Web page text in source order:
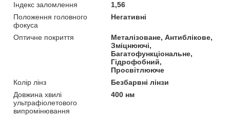
Індекс заломлення
1,56
Положення головного
фокуса
Негативні
Оптичне покриття
Металізоване, Антиблікове,
Зміцнюючі,
Багатофункціональне,
Гідрофобний,
Просвітлююче
Колір лінз
Безбарвні лінзи
Довжина хвилі
ультрафіолетового
випромінювання
400 нм